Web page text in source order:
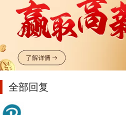
全部回复